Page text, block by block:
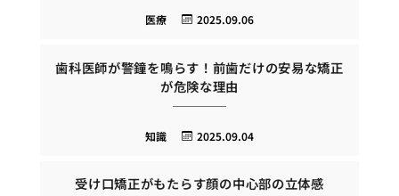
2025.09.06
医療
歯科医師が警鐘を鳴らす！前歯だけの安易な矯正
が危険な理由
2025.09.04
知識
受け口矯正がもたらす顔の中心部の立体感